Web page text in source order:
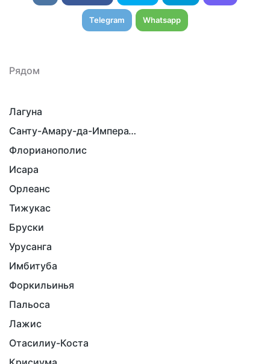
Telegram Whatsapp
Рядом
Лагуна
Санту-Амару-да-Императрис
Флорианополис
Исара
Орлеанс
Тижукас
Бруски
Урусанга
Имбитуба
Форкильинья
Пальоса
Лажис
Отасилиу-Коста